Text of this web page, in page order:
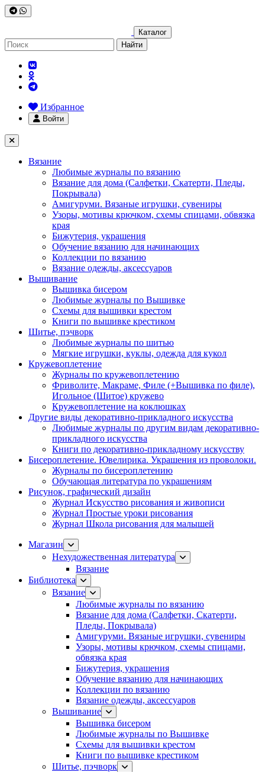
Каталог
Найти
Избранное
Войти
Вязание
Любимые журналы по вязанию
Вязание для дома (Салфетки, Скатерти, Пледы,
Покрывала)
Амигуруми. Вязаные игрушки, сувениры
Узоры, мотивы крючком, схемы спицами, обвязка
края
Бижутерия, украшения
Обучение вязанию для начинающих
Коллекции по вязанию
Вязание одежды, аксессуаров
Вышивание
Вышивка бисером
Любимые журналы по Вышивке
Схемы для вышивки крестом
Книги по вышивке крестиком
Шитье, пэчворк
Любимые журналы по шитью
Мягкие игрушки, куклы, одежда для кукол
Кружевоплетение
Журналы по кружевоплетению
Фриволите, Макраме, Филе (+Вышивка по филе),
Игольное (Шитое) кружево
Кружевоплетение на коклюшках
Другие виды декоративно-прикладного искусства
Любимые журналы по другим видам декоративно-
прикладного искусства
Книги по декоративно-прикладному искусству
Бисероплетение. Ювелирика. Украшения из проволоки.
Журналы по бисероплетению
Обучающая литература по украшениям
Рисунок, графический дизайн
Журнал Искусство рисования и живописи
Журнал Простые уроки рисования
Журнал Школа рисования для малышей
Магазин
Нехудожественная литература
Вязание
Библиотека
Вязание
Любимые журналы по вязанию
Вязание для дома (Салфетки, Скатерти,
Пледы, Покрывала)
Амигуруми. Вязаные игрушки, сувениры
Узоры, мотивы крючком, схемы спицами,
обвязка края
Бижутерия, украшения
Обучение вязанию для начинающих
Коллекции по вязанию
Вязание одежды, аксессуаров
Вышивание
Вышивка бисером
Любимые журналы по Вышивке
Схемы для вышивки крестом
Книги по вышивке крестиком
Шитье, пэчворк